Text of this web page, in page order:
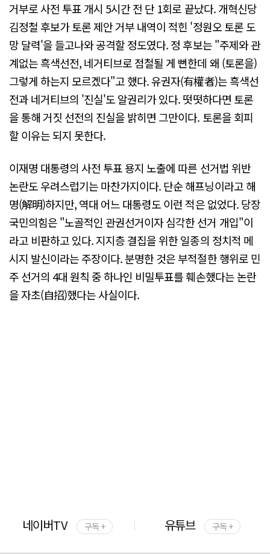
거부로 사전 투표 개시 5시간 전 단 1회로 끝났다. 개혁신당
김정철 후보가 토론 제안 거부 내역이 적힌 '정원오 토론 도
망 달력'을 들고나와 공격할 정도였다. 정 후보는 "주제와 관
계없는 흑색선전, 네거티브로 점철될 게 뻔한데 왜 (토론을)
그렇게 하는지 모르겠다"고 했다. 유권자(有權者)는 흑색선
전과 네거티브의 '진실'도 알권리가 있다. 떳떳하다면 토론
을 통해 거짓 선전의 진실을 밝히면 그만이다. 토론을 회피
할 이유는 되지 못한다.
이재명 대통령의 사전 투표 용지 노출에 따른 선거법 위반
논란도 우려스럽기는 마찬가지이다. 단순 해프닝이라고 해
명(解明)하지만, 역대 어느 대통령도 이런 적은 없었다. 당장
국민의힘은 "노골적인 관권선거이자 심각한 선거 개입"이
라고 비판하고 있다. 지지층 결집을 위한 일종의 정치적 메
시지 발신이라는 주장이다. 분명한 것은 부적절한 행위로 민
주 선거의 4대 원칙 중 하나인 비밀투표를 훼손했다는 논란
을 자초(自招)했다는 사실이다.
네이버TV 구독 + 유튜브 구독 +